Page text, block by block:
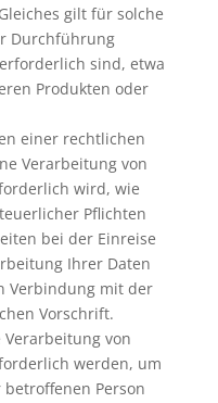
gilt für solche
Durchführung
sind, etwa
Produkten oder
einer rechtlichen
Verarbeitung von
wird, wie
Pflichten
bei der Einreise
Ihrer Daten
Verbindung mit der
Vorschrift.
Verarbeitung von
werden, um
Person